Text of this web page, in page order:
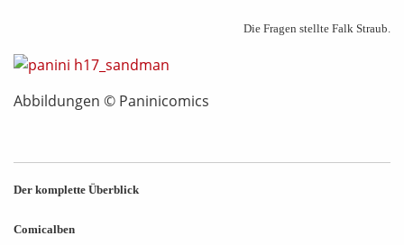
Die Fragen stellte Falk Straub.
Abbildungen © Paninicomics
Der komplette Überblick
Comicalben